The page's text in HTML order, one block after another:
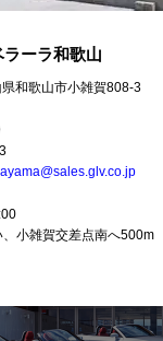
ーラ和歌山
和歌山市小雑賀808-3
、小雑賀交差点南へ500m